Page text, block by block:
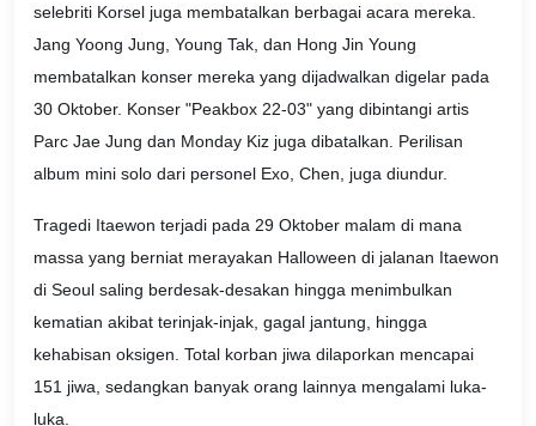
selebriti Korsel juga membatalkan berbagai acara mereka.
Jang Yoong Jung, Young Tak, dan Hong Jin Young
membatalkan konser mereka yang dijadwalkan digelar pada
30 Oktober. Konser "Peakbox 22-03" yang dibintangi artis
Parc Jae Jung dan Monday Kiz juga dibatalkan. Perilisan
album mini solo dari personel Exo, Chen, juga diundur.
Tragedi Itaewon terjadi pada 29 Oktober malam di mana
massa yang berniat merayakan Halloween di jalanan Itaewon
di Seoul saling berdesak-desakan hingga menimbulkan
kematian akibat terinjak-injak, gagal jantung, hingga
kehabisan oksigen. Total korban jiwa dilaporkan mencapai
151 jiwa, sedangkan banyak orang lainnya mengalami luka-
luka.